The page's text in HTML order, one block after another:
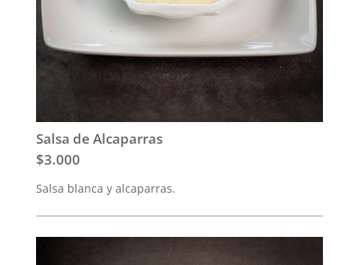
Salsa de Alcaparras
$3.000
Salsa blanca y alcaparras.